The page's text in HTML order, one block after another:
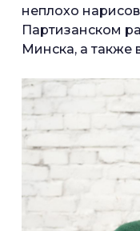
неплохо
Партизанском
Минска, а также